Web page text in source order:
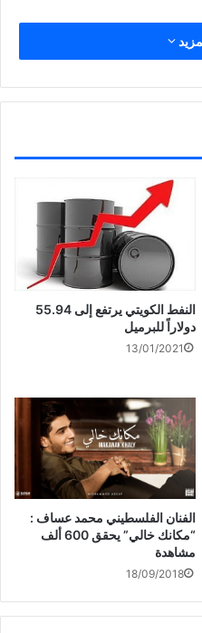
دور فاعل وأساسي في التنمية
في مجال تطوير
في المسؤولية المجتمعية.
الاستراتيجية التي تسير عليها
الكريمة ومن سمو الشيخ
الوزراء والحكومة في تفعيل
قبل سمو أمير البلاد الشيخ
اطلاق الوثيقة الوطنية للشباب
لافتا الى انهم يقطفون اليوم
2035 سيتحقق من خلال الشباب وايمان الدولة
في المشاريع التنموية.
العمل التطوعي واشراك
على تحملها وبث روح العطاء
في بناء الكويت واحداث النهضة
معربا عن الامل في أن
النفط الكويتي يرتفع إلى 55.94
دولاراً للبرميل
13/01/2021
الفنان الفلسطيني محمد عساف :
“مكانك خالي” يحقق 600 ألف
مشاهدة
18/09/2018